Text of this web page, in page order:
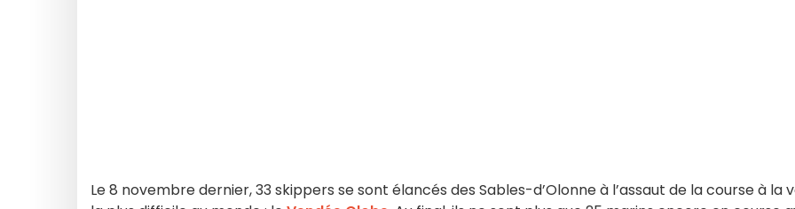
Le 8 novembre dernier, 33 skippers se sont élancés des Sables-d’Olonne à l’assaut de la course à la